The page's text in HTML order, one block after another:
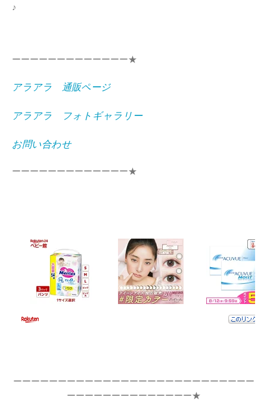
♪
ーーーーーーーーーーーーー★
アラアラ 通販ページ
アラアラ フォトギャラリー
お問い合わせ
ーーーーーーーーーーーーー★
ーーーーーーーーーーーーーーーーーーーーーーーーーーー
ーーーーーーーーーーーーーー★